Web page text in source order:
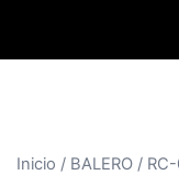
Inicio / BALERO /